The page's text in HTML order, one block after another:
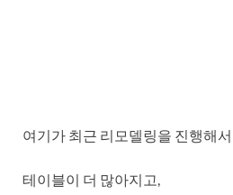
여기가 최근 리모델링을 진행해서
테이블이 더 많아지고,